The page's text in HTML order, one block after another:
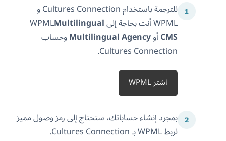
للترجمة باستخدام Cultures Connection و
WPML أنت بحاجة إلى WPML
Multilingual
CMSأوMultilingual Agencyوحساب
Cultures Connection.
اشتر WPML
بمجرد إنشاء حساباتك، ستحتاج إلى رمز وصول مميز
لربط WPML بـ Cultures Connection.